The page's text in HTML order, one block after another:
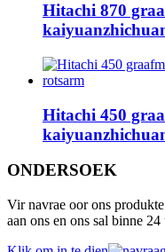
Hitachi 870
Hitachi 450
ONDERSOEK
Vir navrae oor ons
aan ons en ons sal binne